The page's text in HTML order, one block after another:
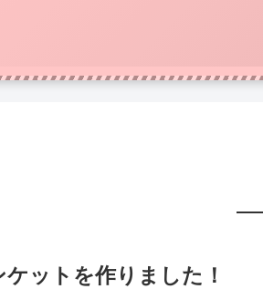
ットを作りました！